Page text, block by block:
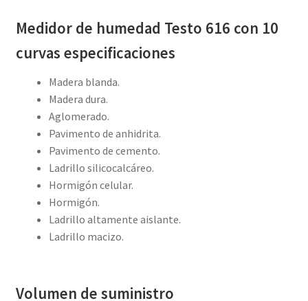
Medidor de humedad Testo 616 con 10
curvas especificaciones
Madera blanda.
Madera dura.
Aglomerado.
Pavimento de anhidrita.
Pavimento de cemento.
Ladrillo silicocalcáreo.
Hormigón celular.
Hormigón.
Ladrillo altamente aislante.
Ladrillo macizo.
Volumen de suministro